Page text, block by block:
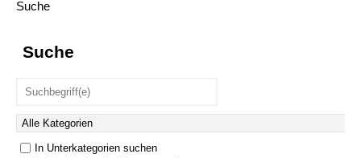
Suche
Suche
In Unterkategorien suchen